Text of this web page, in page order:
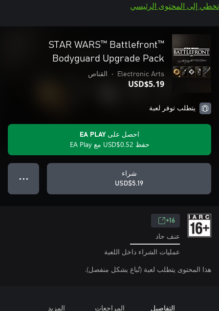
تخطي إلى المحتوى الرئيسي
STAR WARS™ Battlefront™
Bodyguard Upgrade Pack
Electronic Arts
• القناص
USD$5.19
يتطلب توفر لعبة
احصل على EA PLAY
حفظ USD$0.52 مع EA Play
شراء
USD$5.19
● ● ●
16+
عنف حاد
عمليات الشراء داخل اللعبة
هذا المحتوى يتطلب لعبة (تُباع بشكل منفصل).
التفاصيل المراجعات المزيد